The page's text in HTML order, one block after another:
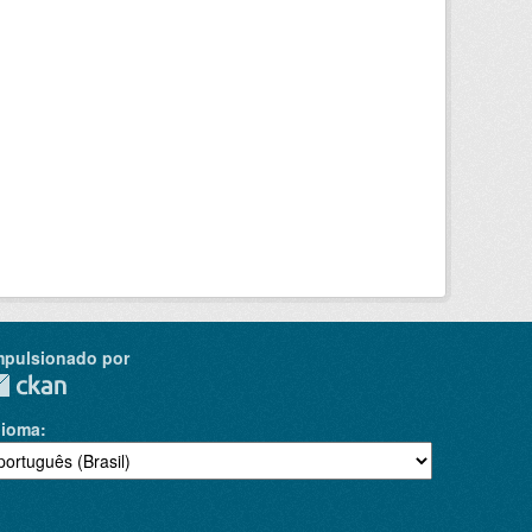
por